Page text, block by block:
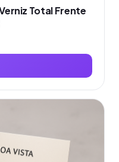
Total Frente